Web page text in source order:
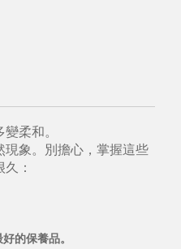
柔和。
現象。別擔心，掌握這些
：
的保養品。